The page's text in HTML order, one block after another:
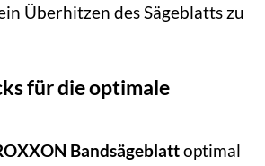
Überhitzen des Sägeblatts zu
für die optimale
Bandsägeblattoptimal